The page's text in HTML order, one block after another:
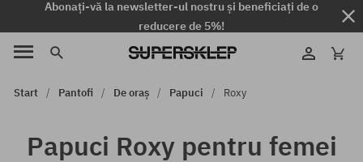
Abonați-vă la newsletter-ul nostru și beneficiați de o
reducere de 5%!
Start Pantofi De oraș Papuci Roxy
Papuci Roxy pentru femei